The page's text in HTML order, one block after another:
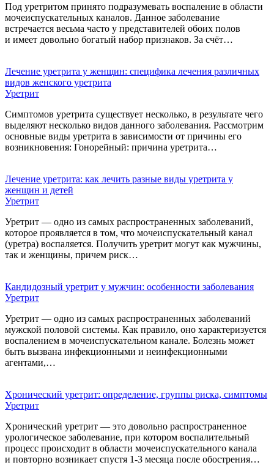
Под уретритом принято подразумевать воспаление в области
мочеиспускательных каналов. Данное заболевание
встречается весьма часто у представителей обоих полов
и имеет довольно богатый набор признаков. За счёт…
Лечение уретрита у женщин: специфика лечения различных
видов женского уретрита
Уретрит
Симптомов уретрита существует несколько, в результате чего
выделяют несколько видов данного заболевания. Рассмотрим
основные виды уретрита в зависимости от причины его
возникновения: Гонорейный: причина уретрита…
Лечение уретрита: как лечить разные виды уретрита у
женщин и детей
Уретрит
Уретрит — одно из самых распространенных заболеваний,
которое проявляется в том, что мочеиспускательный канал
(уретра) воспаляется. Получить уретрит могут как мужчины,
так и женщины, причем риск…
Кандидозный уретрит у мужчин: особенности заболевания
Уретрит
Уретрит — одно из самых распространенных заболеваний
мужской половой системы. Как правило, оно характеризуется
воспалением в мочеиспускательном канале. Болезнь может
быть вызвана инфекционными и неинфекционными
агентами,…
Хронический уретрит: определение, группы риска, симптомы
Уретрит
Хронический уретрит — это довольно распространенное
урологическое заболевание, при котором воспалительный
процесс происходит в области мочеиспускательного канала
и повторно возникает спустя 1-3 месяца после обострения…